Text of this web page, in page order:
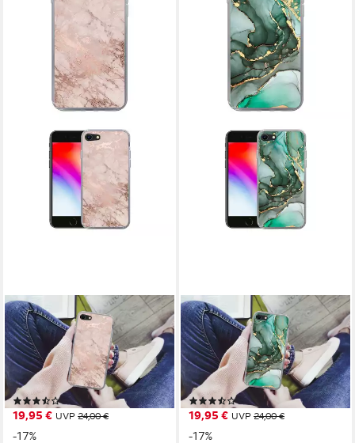
MUCHOWOW
Handyhülle für Apple iPhone
7 Marmor - Rosa - Luxus -
Marmoroptik - Glitzer - Des,
Smartphone-Bumper, Print,
Handy Schutzhülle Dünn
(8)
19,95 € UVP 24,00 €
-17%
MUCHOWOW
Handyhülle für Apple iPhone
7 Gold - Marmor - Grün -
Luxus - Marmoroptik - Grau,
Smartphone-Bumper, Print,
Handy Schutzhülle Dünn
(6)
19,95 € UVP 24,00 €
-17%